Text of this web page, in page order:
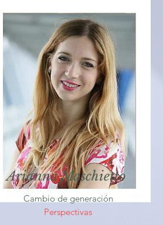
Arianna Maschietto
Cambio de generación
Perspectivas